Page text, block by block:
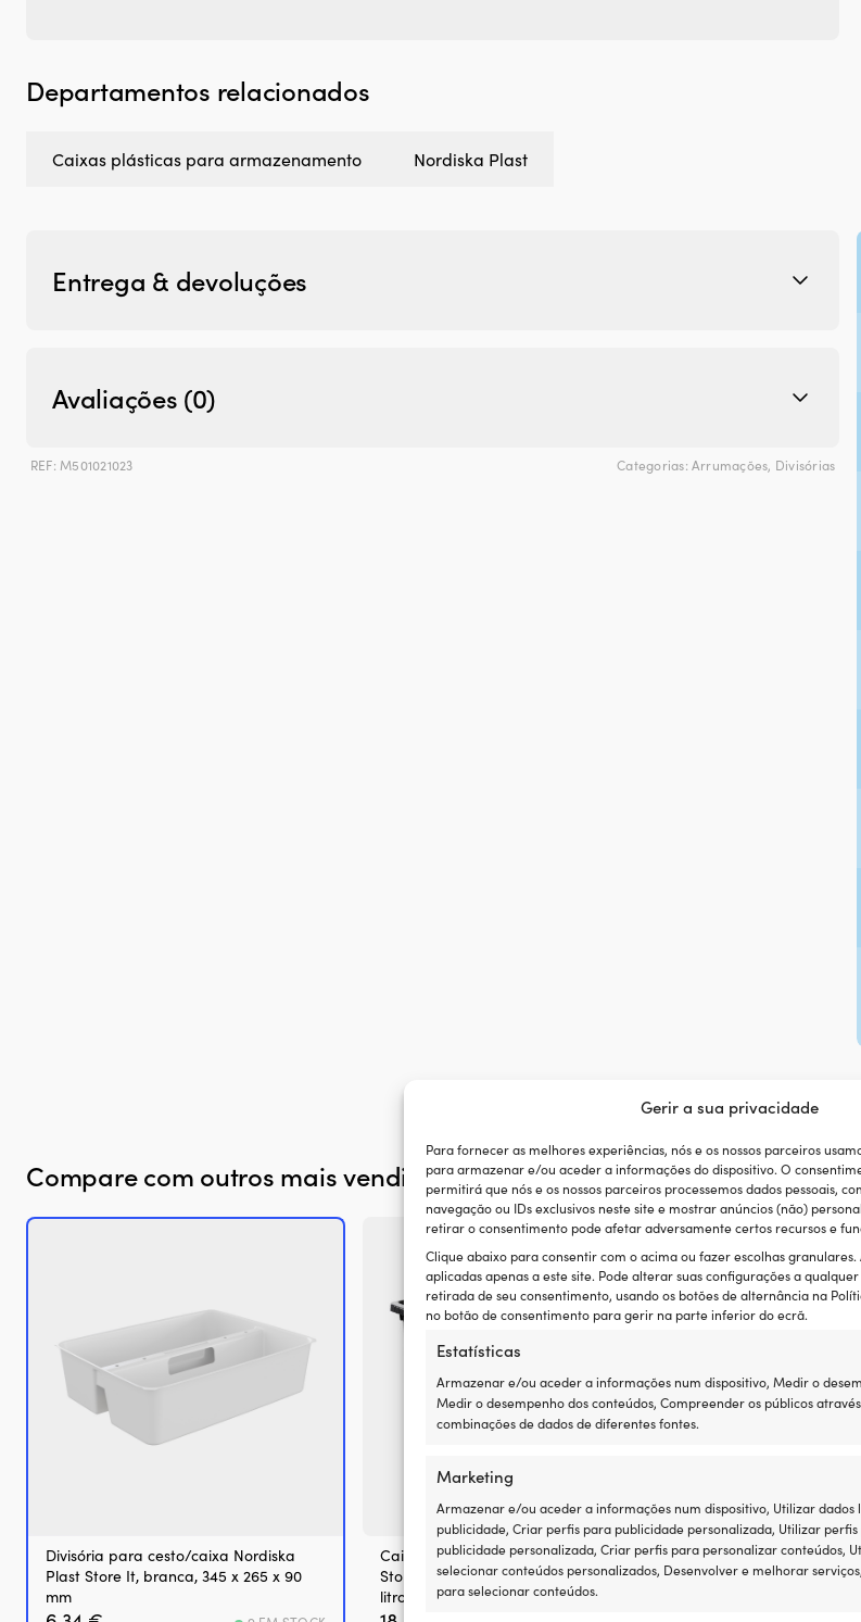
Gerir a sua privacidade
Para fornecer as melhores experiências, nós e os nossos parceiros
para armazenar e/ou aceder a informações do dispositivo. O
permitirá que nós e os nossos parceiros processemos dados pessoais,
navegação ou IDs exclusivos neste site e mostrar anúncios (não)
retirar o consentimento pode afetar adversamente certos recursos e
Clique abaixo para consentir com o acima ou fazer escolhas granulares.
aplicadas apenas a este site. Pode alterar suas configurações a
retirada de seu consentimento, usando os botões de alternância na
no botão de consentimento para gerir na parte inferior do ecrã.
Estatísticas
Armazenar e/ou aceder a informações num dispositivo, Medir o
Medir o desempenho dos conteúdos, Compreender os públicos
combinações de dados de diferentes fontes.
Marketing
Armazenar e/ou aceder a informações num dispositivo, Utilizar dados
publicidade, Criar perfis para publicidade personalizada, Utilizar
publicidade personalizada, Criar perfis para personalizar conteúdos,
selecionar conteúdos personalizados, Desenvolver e melhorar
para selecionar conteúdos.
Departamentos relacionados
Caixas plásticas para armazenamento Nordiska Plast
Entrega & devoluções
Avaliações (0)
REF:M501021023 Categorias: Arrumações, Divisórias
Compare com outros mais vendidos emcaixas plásticas para
Divisória para cesto/caixa Nordiska
Plast Store It, branca, 345 x 265 x 90
mm
Caixa de arrumação Nordiska Plast
Store It, preta, 590 x 395 x 360 mm, 60
litros
Caixa de
Store It, preta, 590